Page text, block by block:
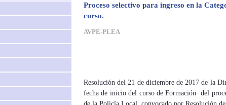
Proceso selectivo para ingreso en la
curso.
AVPE-PLEA
Resolución del 21 de diciembre de 2017 de la
fecha de inicio del curso de Formación del
de la Policía Local, convocado por Resolución